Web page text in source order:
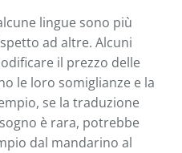
lingue sono più
ad altre. Alcuni
il prezzo delle
le loro somiglianze e la
se la traduzione
è rara, potrebbe
dal mandarino al